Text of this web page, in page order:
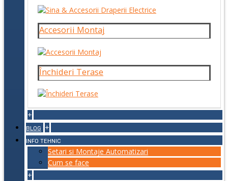
Accesorii Montaj
Închideri Terase
+
BLOG +
INFO TEHNIC
Setari si Montaje Automatizari
Cum se face
+